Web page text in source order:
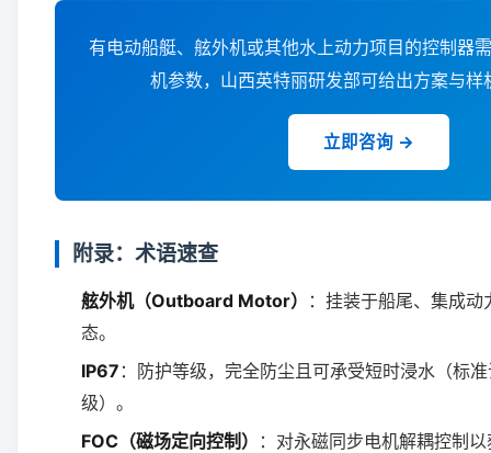
有电动船艇、舷外机或其他水上动力项目的控制器
机参数，山西英特丽研发部可给出方案与样
立即咨询 →
附录：术语速查
舷外机（Outboard Motor）
：挂装于船尾、集成
态。
IP67 ：防护等级，完全防尘且可承受短时浸水（标
级）。
FOC（磁场定向控制）
：对永磁同步电机解耦控制